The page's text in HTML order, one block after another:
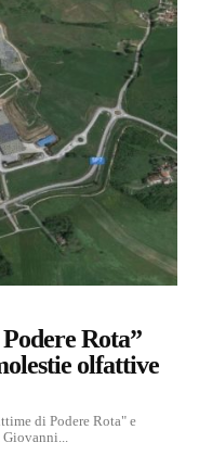
Rota”
olfattive
di Podere Rota" e